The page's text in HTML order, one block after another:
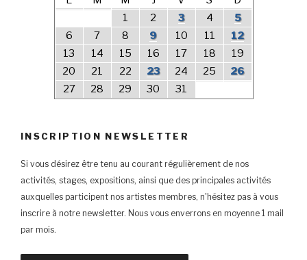
1
2 3 4
5
6
7 8 9 10 11
12
13
14 15 16 17 18
19
20
21 22 23 24 25
26
27
28 29 30 31
INSCRIPTION NEWSLETTER
Si vous désirez être tenu au courant régulièrement de nos
activités, stages, expositions, ainsi que des principales activités
auxquelles participent nos artistes membres, n'hésitez pas à vous
inscrire à notre newsletter. Nous vous enverrons en moyenne 1 mail
par mois.